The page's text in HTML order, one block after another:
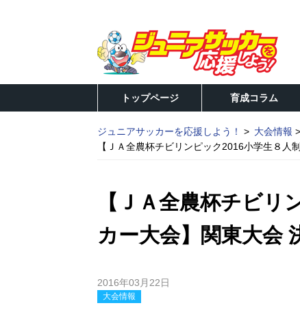
トップページ 育成コラム
ジュニアサッカーを応援しよう！ 大会情報
【ＪＡ全農杯チビリンピック2016小学生８人
【ＪＡ全農杯チビリ
カー大会】関東大会
2016年03月22日
大会情報